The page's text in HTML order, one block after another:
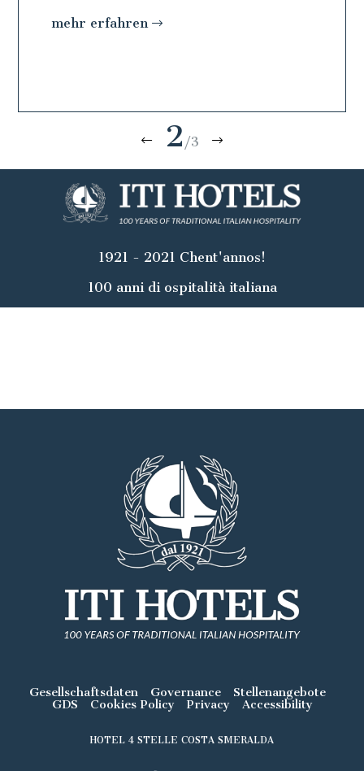
erfahren
3 /3
1921 - 2021 Chent'annos!
100 anni di ospitalità italiana
Gesellschaftsdaten Governance
Stellenangebote
GDS
Cookies Policy Privacy Accessibility
HOTEL 4 STELLE COSTA SMERALDA